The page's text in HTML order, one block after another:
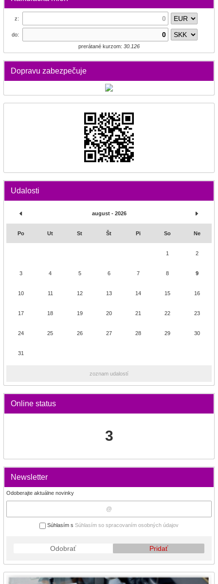
z:
do:
prerátané kurzom: 30.126
Dopravu zabezpečuje
Udalosti
august - 2026
Po Ut St Št Pi So Ne
1 2
3 4 5 6 7 8 9
10 11 12 13 14 15 16
17 18 19 20 21 22 23
24 25 26 27 28 29 30
31
zoznam udalostí
Online status
3
Newsletter
Odoberajte aktuálne novinky
Súhlasím s Súhlasím so spracovaním osobných údajov
Odobrať Pridať